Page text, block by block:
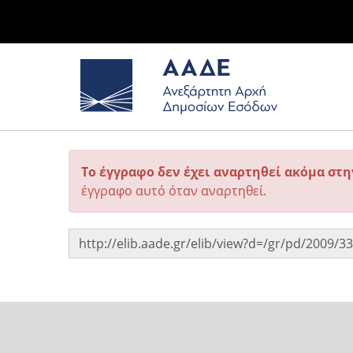
Το έγγραφο δεν έχει αναρτηθεί ακόμα
έγγραφο αυτό όταν αναρτηθεί.